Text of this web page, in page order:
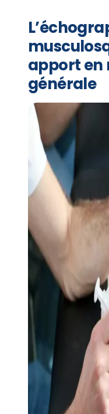
apport en
générale